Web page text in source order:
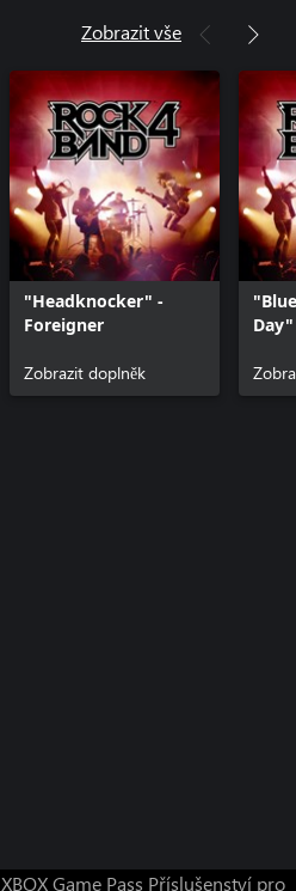
Zobrazit vše
"Headknocker" -
Foreigner
Zobrazit doplněk
XBOX Game Pass Příslušenství pro